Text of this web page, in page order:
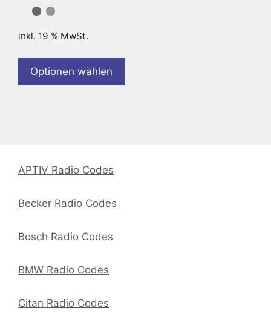
inkl. 19 % MwSt.
Optionen wählen
APTIV Radio Codes
Becker Radio Codes
Bosch Radio Codes
BMW Radio Codes
Citan Radio Codes